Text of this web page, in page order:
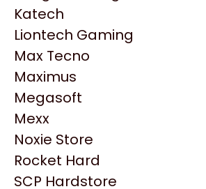
Lenovo
Logitech
MSI
NVIDIA GeForce
NZXT
PNY
Palit
Philips
Katech
Liontech Gaming
Max Tecno
Maximus
Megasoft
Mexx
Noxie Store
Rocket Hard
SCP Hardstore
Productos
Similares
Explorá más productos similares